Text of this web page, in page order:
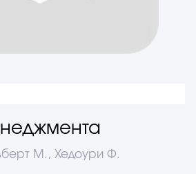
М., Хедоури Ф.